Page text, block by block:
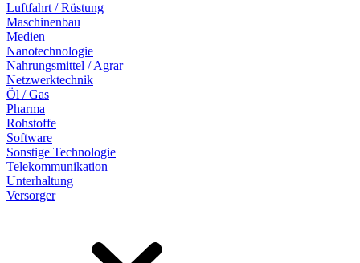
Luftfahrt / Rüstung
Maschinenbau
Medien
Nanotechnologie
Nahrungsmittel / Agrar
Netzwerktechnik
Öl / Gas
Pharma
Rohstoffe
Software
Sonstige Technologie
Telekommunikation
Unterhaltung
Versorger